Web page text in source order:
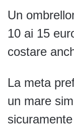
Un
10 ai 15
costare
La meta
un mare